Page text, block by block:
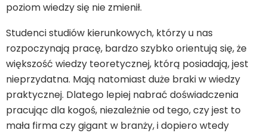
poziom wiedzy się nie zmienił.
Studenci studiów kierunkowych, którzy u nas
rozpoczynają pracę, bardzo szybko orientują się, że
większość wiedzy teoretycznej, którą posiadają, jest
nieprzydatna. Mają natomiast duże braki w wiedzy
praktycznej. Dlatego lepiej nabrać doświadczenia
pracując dla kogoś, niezależnie od tego, czy jest to
mała firma czy gigant w branży, i dopiero wtedy